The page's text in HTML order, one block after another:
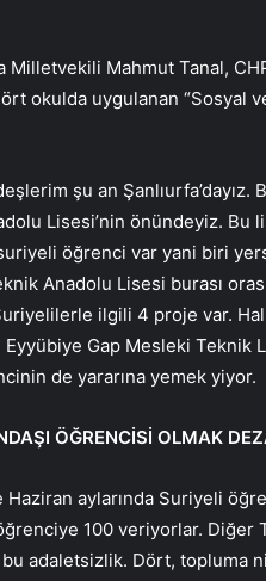
Milletvekili Mahmut Tanal,
okulda uygulanan “Sosyal
şu an
Lisesi’nin önündeyiz. Bu
öğrenci var yani biri
Anadolu Lisesi burası
ilgili 4 proje var.
Eyyübiye Gap Mesleki
de yararına yemek yiyor.
ÖĞRENCİSİ OLMAK
Haziran aylarında Suriyeli
100 veriyorlar. Diğer
adaletsizlik. Dört, topluma